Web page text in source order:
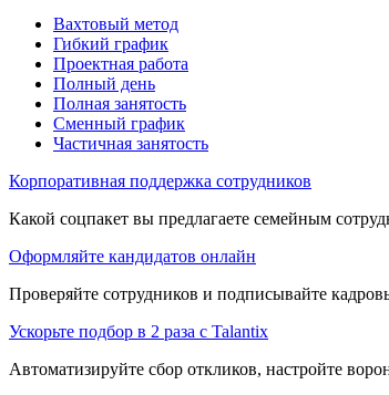
Вахтовый метод
Гибкий график
Проектная работа
Полный день
Полная занятость
Сменный график
Частичная занятость
Корпоративная поддержка сотрудников
Какой соцпакет вы предлагаете семейным
Оформляйте кандидатов онлайн
Проверяйте сотрудников и подписывайте
Ускорьте подбор в 2 раза с Talantix
Автоматизируйте сбор откликов, настройте